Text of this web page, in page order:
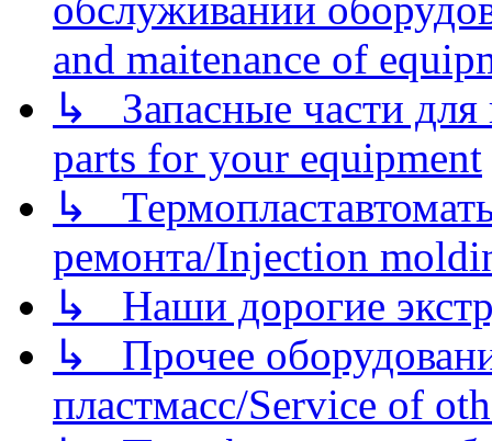
and maitenance of
↳ Запасные части для
parts for your equipment
↳
ремонта/Injection
↳ Наши дорогие
↳ Прочее
пластмасс/Service of